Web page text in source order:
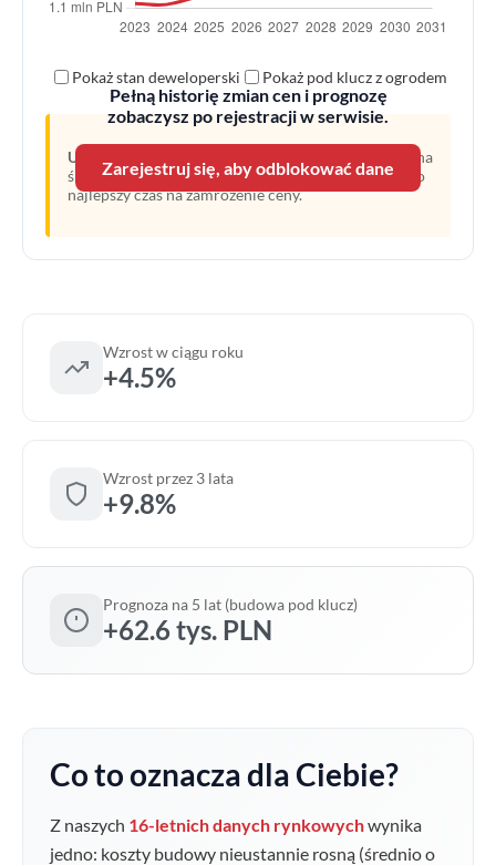
Pełną historię zmian cen i prognozę
zobaczysz po rejestracji w serwisie.
Zarejestruj się, aby odblokować dane
Pokaż stan deweloperski Pokaż pod klucz z ogrodem
Uwaga:
Linia przerywana oznacza prognozę opartą na
średnim wzroście z ostatnich lat. Obecny moment to
najlepszy czas na zamrożenie ceny.
Wzrost w ciągu roku
+4.5%
Wzrost przez 3 lata
+9.8%
Prognoza na 5 lat (budowa pod klucz)
+62.6 tys. PLN
Co to oznacza dla Ciebie?
Z naszych 16-letnich danych rynkowychwynika
jedno: koszty budowy nieustannie rosną (średnio o